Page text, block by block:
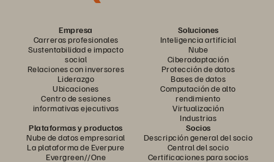
Empresa
Carreras profesionales
Sustentabilidad e impacto
social
Relaciones con inversores
Liderazgo
Ubicaciones
Centro de sesiones
informativas ejecutivas
Soluciones
Inteligencia artificial
Nube
Ciberadaptación
Protección de datos
Bases de datos
Computación de alto
rendimiento
Virtualización
Industrias
Plataformas y productos
Nube de datos empresarial
La plataforma de Everpure
Evergreen//One
Socios
Descripción general del socio
Central del socio
Certificaciones para socios